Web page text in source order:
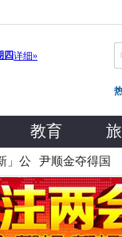
教育
尹顺金夺得国内第一，